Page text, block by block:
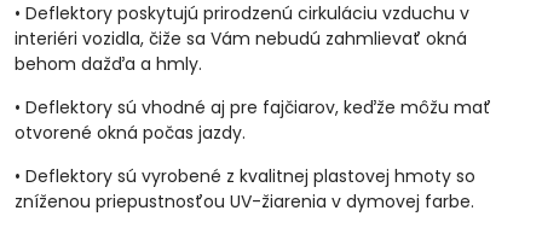
• Deflektory poskytujú prirodzenú cirkuláciu vzduchu v
interiéri vozidla, čiže sa Vám nebudú zahmlievať okná
behom dažďa a hmly.
• Deflektory sú vhodné aj pre fajčiarov, keďže môžu mať
otvorené okná počas jazdy.
• Deflektory sú vyrobené z kvalitnej plastovej hmoty so
zníženou priepustnosťou UV-žiarenia v dymovej farbe.